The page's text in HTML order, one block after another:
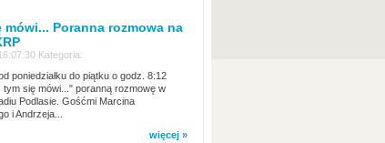
mówi... Poranna rozmowa na
Kategoria:
poniedziałku do piątku o godz. 8:12
tym się mówi..." poranną rozmowę w
Podlasie. Gośćmi Marcina
i Andrzeja...
więcej »